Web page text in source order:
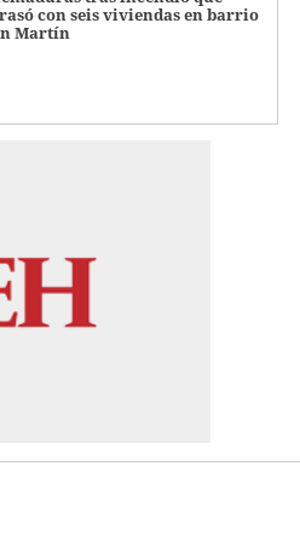
con seis viviendas en barrio
Martín